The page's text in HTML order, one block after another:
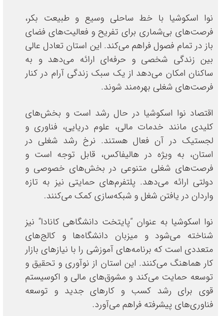
نوا اسکوشیا با خط ساحلی وسیع و طبیعت بکر،
فرصت‌های بی‌شماری برای تفریح و فعالیت‌های فضای
باز در تمام فصول فراهم می‌کند. این استان تعادل عالی
بین زندگی شخصی و حرفه‌ای ارائه می‌دهد و به
ساکنان امکان می‌دهد از یک سبک زندگی آرام در کنار
فرصت‌های شغلی بهره‌مند شوند.
اقتصاد نوا اسکوشیا در حال رشد است و بخش‌های
کلیدی مانند خدمات مالی، علوم دریایی، فناوری و
لجستیک در آن فعال هستند. نرخ رشد شغلی در
استان، به ویژه در هالیفاکس، قابل توجه است و
فرصت‌های شغلی متنوعی در بخش‌های خصوصی و
دولتی ارائه می‌دهد. پلتفرم‌های حمایتی نیز به تازه
واردان در یافتن شغل و شبکه‌سازی کمک می‌کنند.
نوا اسکوشیا به عنوان “پایتخت دانشگاهی کانادا” نیز
شناخته می‌شود و میزبان دانشگاه‌ها و کالج‌های
متعددی است که برنامه‌های آموزشی را با نیازهای بازار
کار هماهنگ می‌کنند. این استان از نوآوری و تحقیق و
توسعه حمایت می‌کند و مشوق‌های مالی و اکوسیستم
قوی برای رشد کسب و کارهای جدید و توسعه
فناوری‌های پیشرفته فراهم می‌آورد.